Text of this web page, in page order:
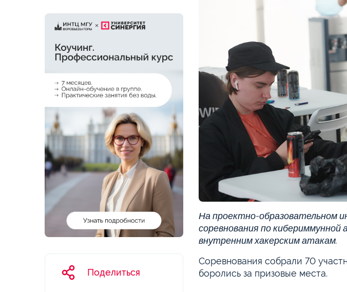
Поделиться
На проектно-образовательном
соревнования по
внутренним хакерским атакам.
Соревнования собрали 70
боролись за призовые места.